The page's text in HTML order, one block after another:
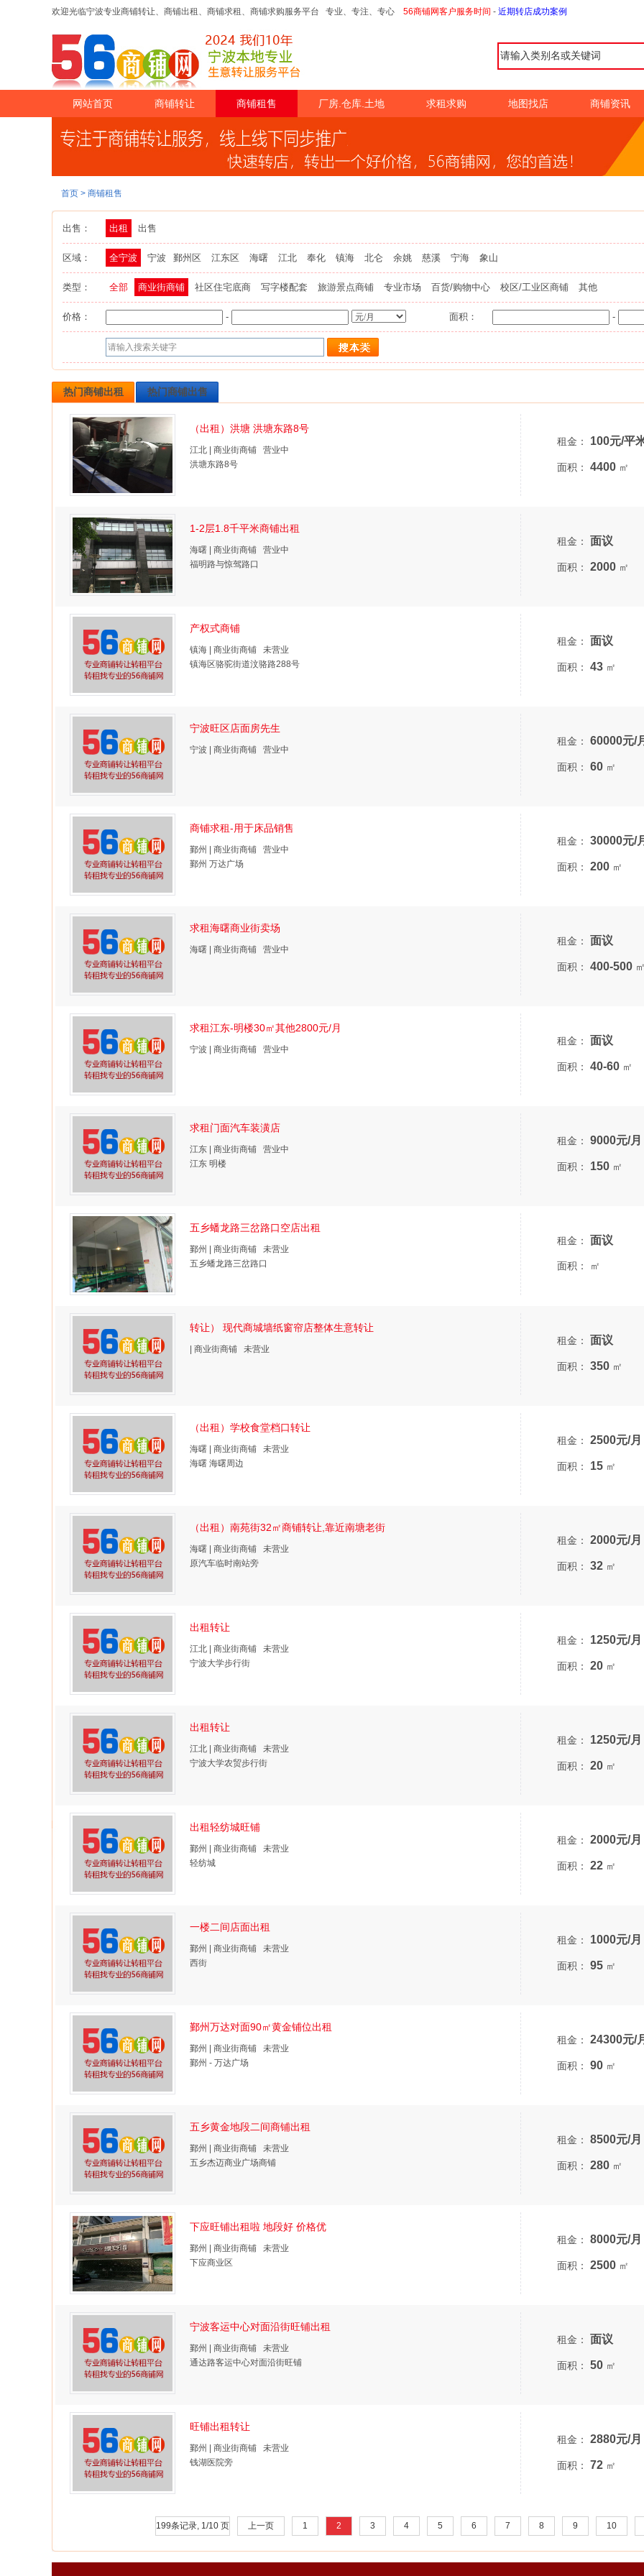
欢迎光临宁波专业商铺转让、商铺出租、商铺求租、商铺求购服务平台 专业、专注、专心 56商铺网客户服务时间 - 近期转店成功案例
网站首页 商铺转让 商铺租售 厂房.仓库.土地 求租求购 地图找店 商铺资讯
首页> 商铺租售
出售： 出租 出售
区域： 全宁波 宁波 鄞州区 江东区 海曙 江北 奉化 镇海 北仑 余姚 慈溪 宁海 象山
类型： 全部 商业街商铺 社区住宅底商 写字楼配套 旅游景点商铺 专业市场 百货/购物中心 校区/工业区商铺 其他
价格： - 面积： -
热门商铺出租 热门商铺出售
（出租）洪塘 洪塘东路8号
江北 | 商业街商铺 营业中
洪塘东路8号
租金： 100元/平
面积： 4400 ㎡
1-2层1.8千平米商铺出租
海曙 | 商业街商铺 营业中
福明路与惊驾路口
租金： 面议
面积： 2000 ㎡
产权式商铺
镇海 | 商业街商铺 未营业
镇海区骆驼街道汶骆路288号
租金： 面议
面积： 43 ㎡
宁波旺区店面房先生
宁波 | 商业街商铺 营业中
租金： 60000元/
面积： 60 ㎡
商铺求租-用于床品销售
鄞州 | 商业街商铺 营业中
鄞州 万达广场
租金： 30000元/
面积： 200 ㎡
求租海曙商业街卖场
海曙 | 商业街商铺 营业中
租金： 面议
面积： 400-500
求租江东-明楼30㎡其他2800元/月
宁波 | 商业街商铺 营业中
租金： 面议
面积： 40-60 ㎡
求租门面汽车装潢店
江东 | 商业街商铺 营业中
江东 明楼
租金： 9000元/月
面积： 150 ㎡
五乡蟠龙路三岔路口空店出租
鄞州 | 商业街商铺 未营业
五乡蟠龙路三岔路口
租金： 面议
面积： ㎡
转让） 现代商城墙纸窗帘店整体生意转让
| 商业街商铺 未营业
租金： 面议
面积： 350 ㎡
（出租）学校食堂档口转让
海曙 | 商业街商铺 未营业
海曙 海曙周边
租金： 2500元/月
面积： 15 ㎡
（出租）南苑街32㎡商铺转让,靠近南塘老街
海曙 | 商业街商铺 未营业
原汽车临时南站旁
租金： 2000元/月
面积： 32 ㎡
出租转让
江北 | 商业街商铺 未营业
宁波大学步行街
租金： 1250元/月
面积： 20 ㎡
出租转让
江北 | 商业街商铺 未营业
宁波大学农贸步行街
租金： 1250元/月
面积： 20 ㎡
出租轻纺城旺铺
鄞州 | 商业街商铺 未营业
轻纺城
租金： 2000元/月
面积： 22 ㎡
一楼二间店面出租
鄞州 | 商业街商铺 未营业
西街
租金： 1000元/月
面积： 95 ㎡
鄞州万达对面90㎡黄金铺位出租
鄞州 | 商业街商铺 未营业
鄞州 - 万达广场
租金： 24300元/
面积： 90 ㎡
五乡黄金地段二间商铺出租
鄞州 | 商业街商铺 未营业
五乡杰迈商业广场商铺
租金： 8500元/月
面积： 280 ㎡
下应旺铺出租啦 地段好 价格优
鄞州 | 商业街商铺 未营业
下应商业区
租金： 8000元/月
面积： 2500 ㎡
宁波客运中心对面沿街旺铺出租
鄞州 | 商业街商铺 未营业
通达路客运中心对面沿街旺铺
租金： 面议
面积： 50 ㎡
旺铺出租转让
鄞州 | 商业街商铺 未营业
钱湖医院旁
租金： 2880元/月
面积： 72 ㎡
199条记录, 1/10 页 上一页 1 2 3 4 5 6 7 8 9 10